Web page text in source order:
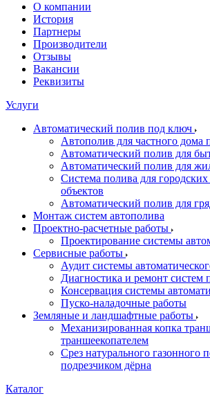
О компании
История
Партнеры
Производители
Отзывы
Вакансии
Реквизиты
Услуги
Автоматический полив под ключ
Автополив для частного дома
Автоматический полив для
Автоматический полив для
Система полива для
объектов
Автоматический полив для
Монтаж систем автополива
Проектно-расчетные работы
Проектирование системы
Сервисные работы
Аудит системы
Диагностика и ремонт систем
Консервация системы
Пуско-наладочные работы
Земляные и ландшафтные работы
Механизированная копка
траншеекопателем
Срез натурального газонного
подрезчиком дёрна
Каталог